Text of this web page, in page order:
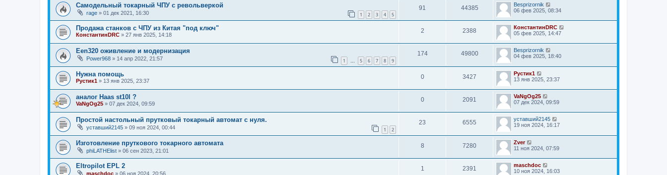
Самодельный токарный ЧПУ с револьверкой
rage » 01 дек 2021, 16:30 1 2 3 4 5
91 44385
Besprizornik
06 фев 2025, 08:34
Продажа станков с ЧПУ из Китая "под ключ"
КонстантинDRC » 27 янв 2025, 14:18
2 2388
КонстантинDRC
05 фев 2025, 14:47
Een320 оживление и модернизация
Power968 » 14 апр 2022, 21:57 1 … 5 6 7 8 9
174 49800
Besprizornik
04 фев 2025, 18:40
Нужна помощь
Рустик1 » 13 янв 2025, 23:37
0 3427
Рустик1
13 янв 2025, 23:37
аналог Haas st10l ?
VaNgOg25 » 07 дек 2024, 09:59
0 2091
VaNgOg25
07 дек 2024, 09:59
Простой настольный прутковый токарный автомат с нуля.
уставший2145 » 09 ноя 2024, 00:44 1 2
23 6555
уставший2145
19 ноя 2024, 16:17
Изготовление пруткового токарного автомата
phiLATHElist » 06 сен 2023, 21:01
8 7280
Zver
11 ноя 2024, 07:59
Eltropilot EPL 2
maschdoc » 06 ноя 2024, 20:56
1 2391
maschdoc
10 ноя 2024, 16:03